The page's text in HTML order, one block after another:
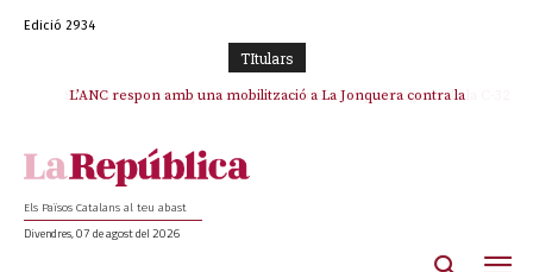
Edició 2934
TItulars
L’ANC respon amb una mobilització a La Jonquera contra la
SOS Costa Brava es planta contra la “nefasta” prolongació de la C-32 i
Els Països Catalans al teu abast
Divendres, 07 de agost del 2026